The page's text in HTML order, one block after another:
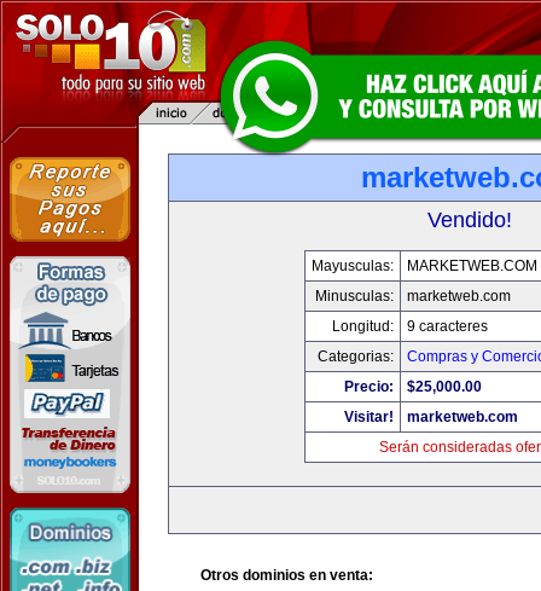
Vendido!
Mayusculas:
MARKETWEB.COM
Minusculas:
marketweb.com
Longitud:
9 caracteres
Categorias:
Compras y
Precio:
$25,000.00
Visitar!
marketweb.com
Serán consideradas
Otros dominios en venta: